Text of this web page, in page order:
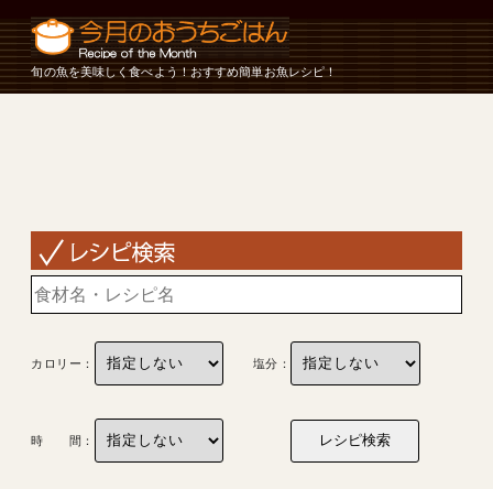
旬の魚を美味しく食べよう！おすすめ簡単お魚レシピ！
カロリー： 塩分：
時 間：